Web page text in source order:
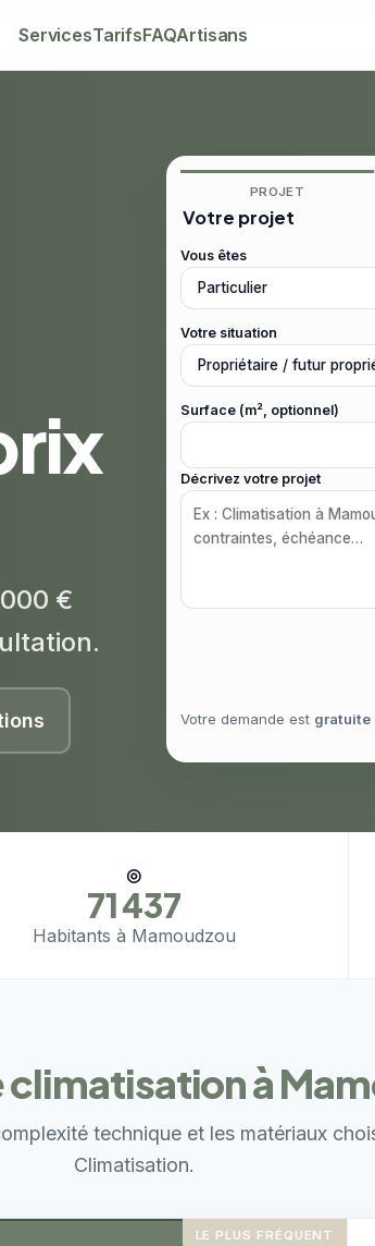
ServicesTarifsFAQArtisans
€
PROJET
Votre projet
Vous êtes
Votre situation
Surface (m², optionnel)
Décrivez votre projet
Votre demande est gratuite
◎
71 437
Habitants à Mamoudzou
à
technique et les matériaux
Climatisation.
LE PLUS FRÉQUENT